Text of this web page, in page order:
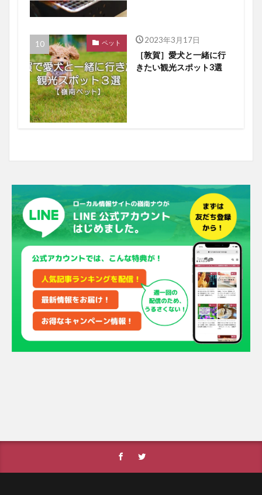
ペット 2023年3月17日
［敦賀］愛犬と一緒に行
きたい観光スポット3選